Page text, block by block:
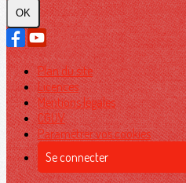
OK
Plan du site
Licences
Mentions légales
CGUV
Paramétrer vos cookies
Se connecter